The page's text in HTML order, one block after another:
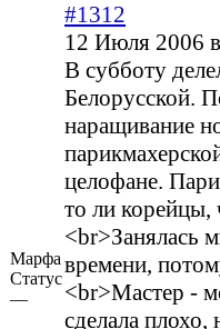
Марфа
Статус
—
#1312
12 Июля 2006
В субботу
Белорусской.
наращивание
целофане.
то ли корейцы,
<br>Занялась
времени,
<br>Мастер -
сделала плохо,